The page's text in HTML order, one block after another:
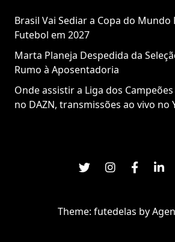
Brasil Vai Sediar a Copa do Mundo
Futebol em 2027
Marta Planeja Despedida da
Rumo à Aposentadoria
Onde assistir a Liga dos
no DAZN, transmissões ao vivo no
Theme: futedelas by